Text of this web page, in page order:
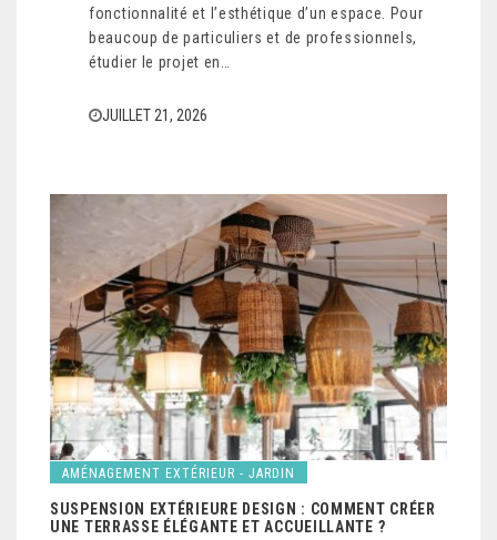
fonctionnalité et l’esthétique d’un espace. Pour
beaucoup de particuliers et de professionnels,
étudier le projet en…
JUILLET 21, 2026
AMÉNAGEMENT EXTÉRIEUR - JARDIN
SUSPENSION EXTÉRIEURE DESIGN : COMMENT CRÉER
UNE TERRASSE ÉLÉGANTE ET ACCUEILLANTE ?